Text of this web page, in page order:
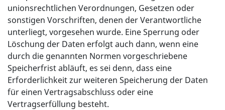
unionsrechtlichen Verordnungen, Gesetzen oder
sonstigen Vorschriften, denen der Verantwortliche
unterliegt, vorgesehen wurde. Eine Sperrung oder
Löschung der Daten erfolgt auch dann, wenn eine
durch die genannten Normen vorgeschriebene
Speicherfrist abläuft, es sei denn, dass eine
Erforderlichkeit zur weiteren Speicherung der Daten
für einen Vertragsabschluss oder eine
Vertragserfüllung besteht.